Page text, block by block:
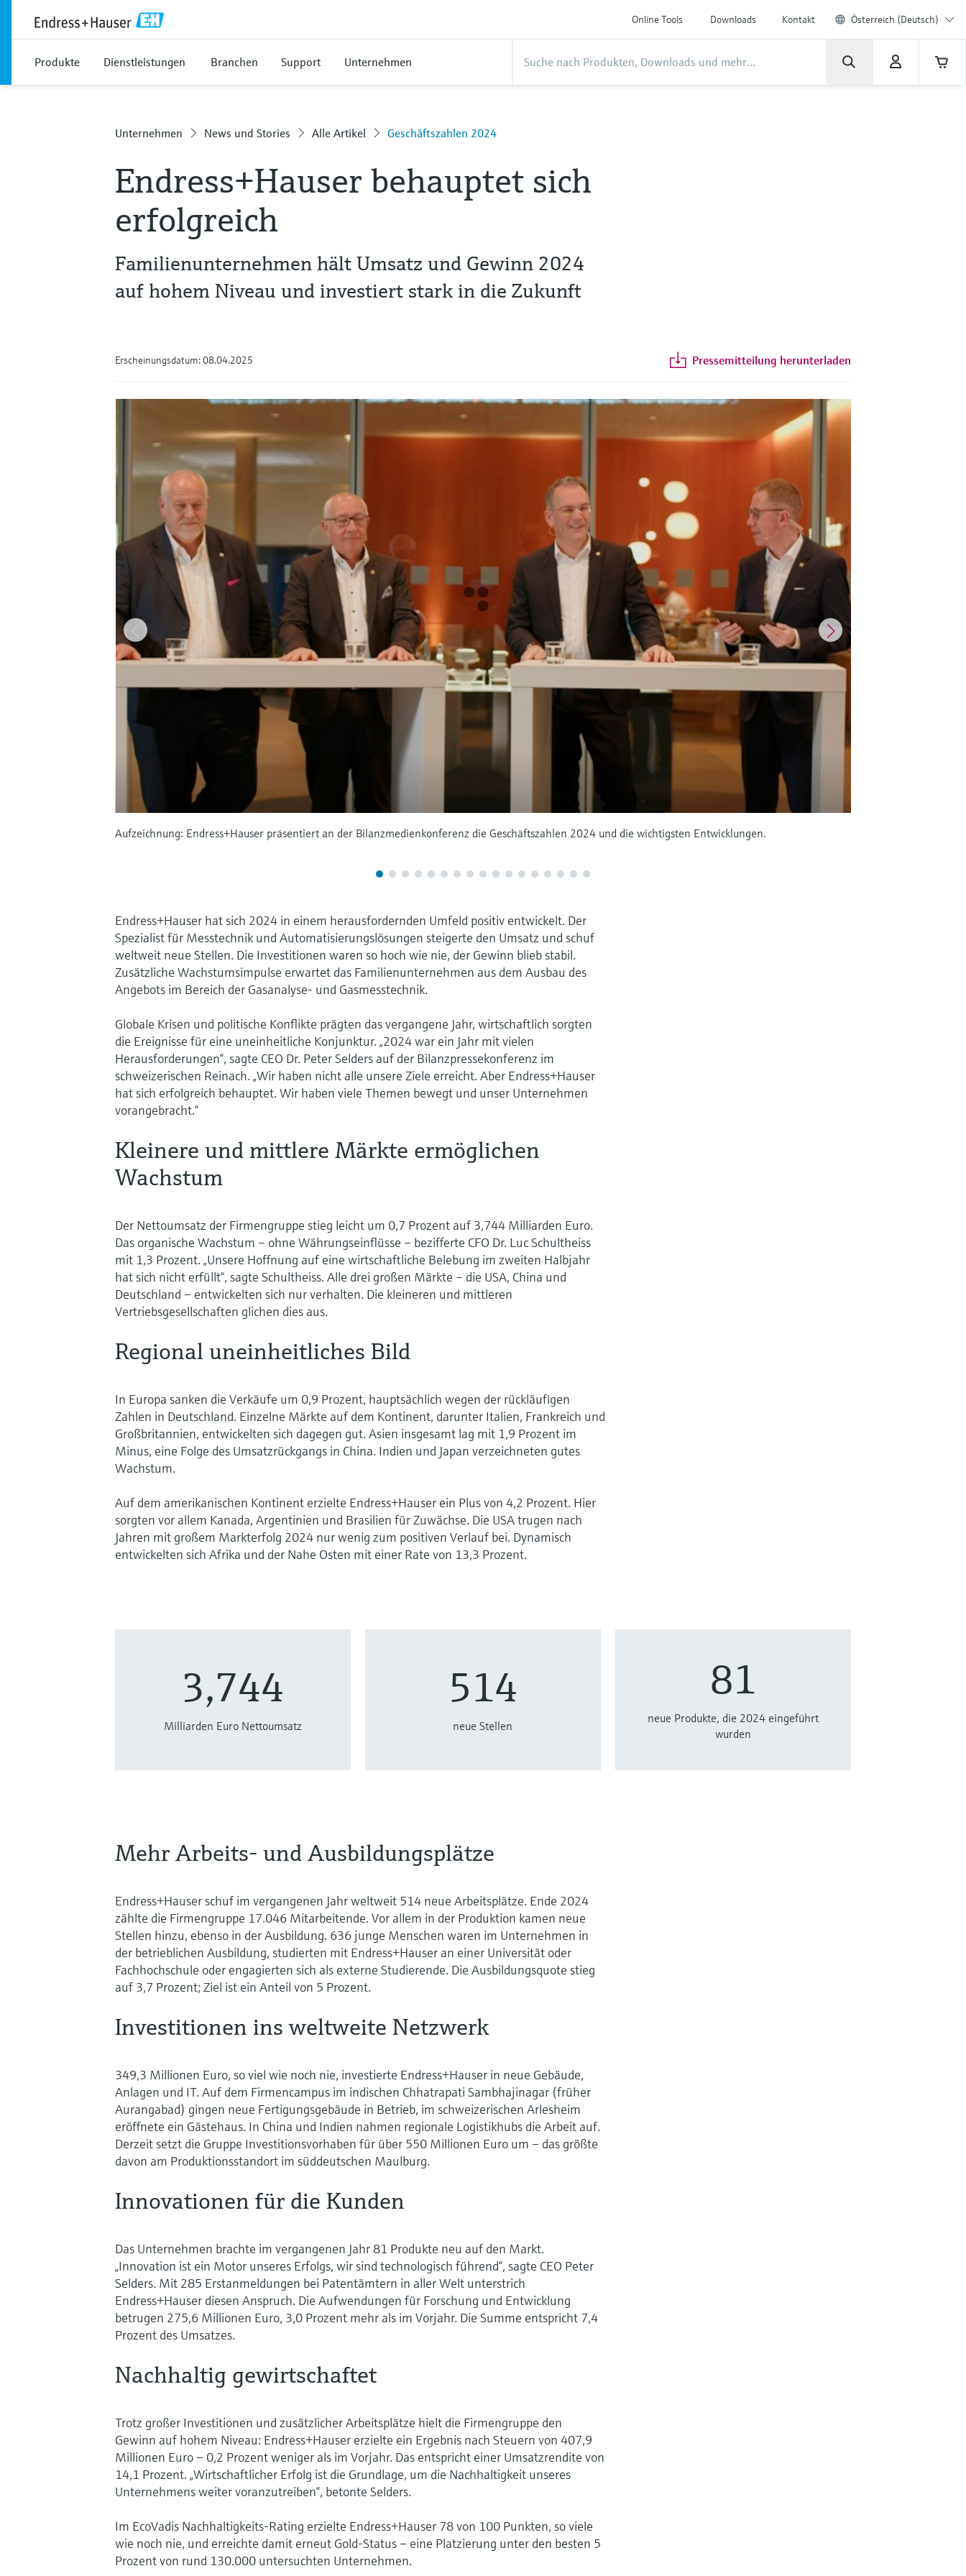
Online Tools Downloads Kontakt Österreich (Deutsch)
Produkte Dienstleistungen Branchen Support Unternehmen
Unternehmen News und Stories Alle Artikel Geschäftszahlen 2024
Endress+Hauser behauptet sich
erfolgreich
Familienunternehmen hält Umsatz und Gewinn 2024
auf hohem Niveau und investiert stark in die Zukunft
Erscheinungsdatum: 08.04.2025 Pressemitteilung herunterladen
Aufzeichnung: Endress+Hauser präsentiert an der Bilanzmedienkonferenz die Geschäftszahlen 2024 und die wichtigsten Entwicklungen.
Endress+Hauser hat sich 2024 in einem herausfordernden Umfeld positiv entwickelt. Der
Spezialist für Messtechnik und Automatisierungslösungen steigerte den Umsatz und schuf
weltweit neue Stellen. Die Investitionen waren so hoch wie nie, der Gewinn blieb stabil.
Zusätzliche Wachstumsimpulse erwartet das Familienunternehmen aus dem Ausbau des
Angebots im Bereich der Gasanalyse- und Gasmesstechnik.
Globale Krisen und politische Konflikte prägten das vergangene Jahr, wirtschaftlich sorgten
die Ereignisse für eine uneinheitliche Konjunktur. „2024 war ein Jahr mit vielen
Herausforderungen“, sagte CEO Dr. Peter Selders auf der Bilanzpressekonferenz im
schweizerischen Reinach. „Wir haben nicht alle unsere Ziele erreicht. Aber Endress+Hauser
hat sich erfolgreich behauptet. Wir haben viele Themen bewegt und unser Unternehmen
vorangebracht.“
Kleinere und mittlere Märkte ermöglichen
Wachstum
Der Nettoumsatz der Firmengruppe stieg leicht um 0,7 Prozent auf 3,744 Milliarden Euro.
Das organische Wachstum – ohne Währungseinflüsse – bezifferte CFO Dr. Luc Schultheiss
mit 1,3 Prozent. „Unsere Hoffnung auf eine wirtschaftliche Belebung im zweiten Halbjahr
hat sich nicht erfüllt“, sagte Schultheiss. Alle drei großen Märkte – die USA, China und
Deutschland – entwickelten sich nur verhalten. Die kleineren und mittleren
Vertriebsgesellschaften glichen dies aus.
Regional uneinheitliches Bild
In Europa sanken die Verkäufe um 0,9 Prozent, hauptsächlich wegen der rückläufigen
Zahlen in Deutschland. Einzelne Märkte auf dem Kontinent, darunter Italien, Frankreich und
Großbritannien, entwickelten sich dagegen gut. Asien insgesamt lag mit 1,9 Prozent im
Minus, eine Folge des Umsatzrückgangs in China. Indien und Japan verzeichneten gutes
Wachstum.
Auf dem amerikanischen Kontinent erzielte Endress+Hauser ein Plus von 4,2 Prozent. Hier
sorgten vor allem Kanada, Argentinien und Brasilien für Zuwächse. Die USA trugen nach
Jahren mit großem Markterfolg 2024 nur wenig zum positiven Verlauf bei. Dynamisch
entwickelten sich Afrika und der Nahe Osten mit einer Rate von 13,3 Prozent.
3,744
Milliarden Euro Nettoumsatz
514
neue Stellen
81
neue Produkte, die 2024 eingeführt
wurden
Mehr Arbeits- und Ausbildungsplätze
Endress+Hauser schuf im vergangenen Jahr weltweit 514 neue Arbeitsplätze. Ende 2024
zählte die Firmengruppe 17.046 Mitarbeitende. Vor allem in der Produktion kamen neue
Stellen hinzu, ebenso in der Ausbildung. 636 junge Menschen waren im Unternehmen in
der betrieblichen Ausbildung, studierten mit Endress+Hauser an einer Universität oder
Fachhochschule oder engagierten sich als externe Studierende. Die Ausbildungsquote stieg
auf 3,7 Prozent; Ziel ist ein Anteil von 5 Prozent.
Investitionen ins weltweite Netzwerk
349,3 Millionen Euro, so viel wie noch nie, investierte Endress+Hauser in neue Gebäude,
Anlagen und IT. Auf dem Firmencampus im indischen Chhatrapati Sambhajinagar (früher
Aurangabad) gingen neue Fertigungsgebäude in Betrieb, im schweizerischen Arlesheim
eröffnete ein Gästehaus. In China und Indien nahmen regionale Logistikhubs die Arbeit auf.
Derzeit setzt die Gruppe Investitionsvorhaben für über 550 Millionen Euro um – das größte
davon am Produktionsstandort im süddeutschen Maulburg.
Innovationen für die Kunden
Das Unternehmen brachte im vergangenen Jahr 81 Produkte neu auf den Markt.
„Innovation ist ein Motor unseres Erfolgs, wir sind technologisch führend“, sagte CEO Peter
Selders. Mit 285 Erstanmeldungen bei Patentämtern in aller Welt unterstrich
Endress+Hauser diesen Anspruch. Die Aufwendungen für Forschung und Entwicklung
betrugen 275,6 Millionen Euro, 3,0 Prozent mehr als im Vorjahr. Die Summe entspricht 7,4
Prozent des Umsatzes.
Nachhaltig gewirtschaftet
Trotz großer Investitionen und zusätzlicher Arbeitsplätze hielt die Firmengruppe den
Gewinn auf hohem Niveau: Endress+Hauser erzielte ein Ergebnis nach Steuern von 407,9
Millionen Euro – 0,2 Prozent weniger als im Vorjahr. Das entspricht einer Umsatzrendite von
14,1 Prozent. „Wirtschaftlicher Erfolg ist die Grundlage, um die Nachhaltigkeit unseres
Unternehmens weiter voranzutreiben“, betonte Selders.
Im EcoVadis Nachhaltigkeits-Rating erzielte Endress+Hauser 78 von 100 Punkten, so viele
wie noch nie, und erreichte damit erneut Gold-Status – eine Platzierung unter den besten 5
Prozent von rund 130.000 untersuchten Unternehmen.